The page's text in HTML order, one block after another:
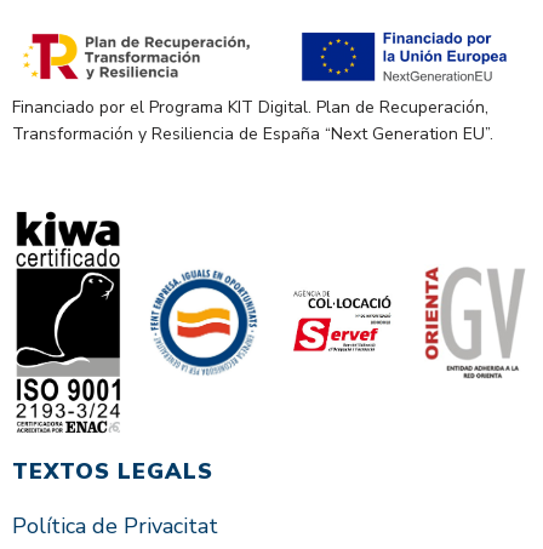
Financiado por el Programa KIT Digital. Plan de Recuperación,
Transformación y Resiliencia de España “Next Generation EU”.
TEXTOS LEGALS
Política de Privacitat